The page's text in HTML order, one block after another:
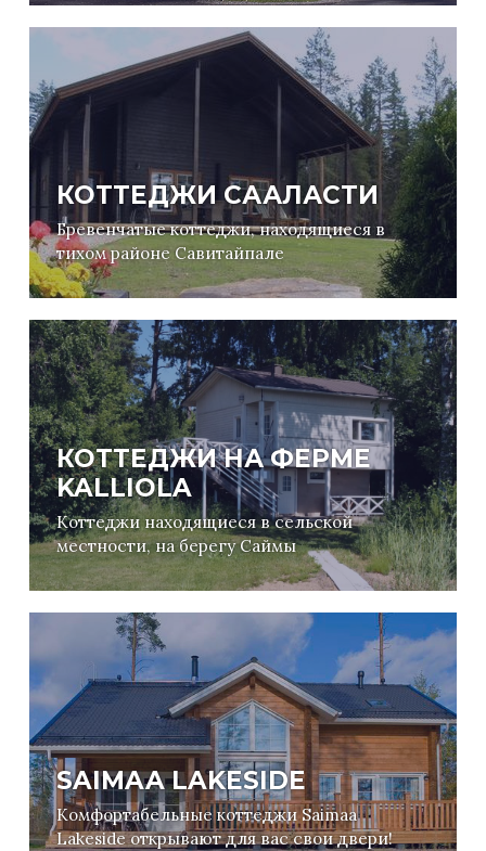
КОТТЕДЖИ СААЛАСТИ
Бревенчатые коттеджи, находящиеся в
тихом районе Савитайпале
КОТТЕДЖИ НА ФЕРМЕ
KALLIOLA
Коттеджи находящиеся в сельской
местности, на берегу Саймы
SAIMAA LAKESIDE
Комфортабельные коттеджи Saimaa
Lakeside открывают для вас свои двери!